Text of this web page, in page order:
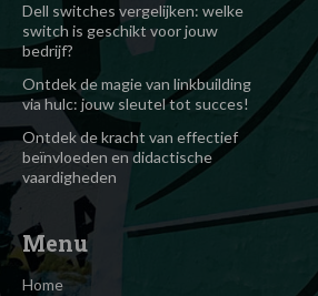
Dell switches vergelijken: welke
switch is geschikt voor jouw
bedrijf?
Ontdek de magie van linkbuilding
via hulc: jouw sleutel tot succes!
Ontdek de kracht van effectief
beïnvloeden en didactische
vaardigheden
Menu
Home